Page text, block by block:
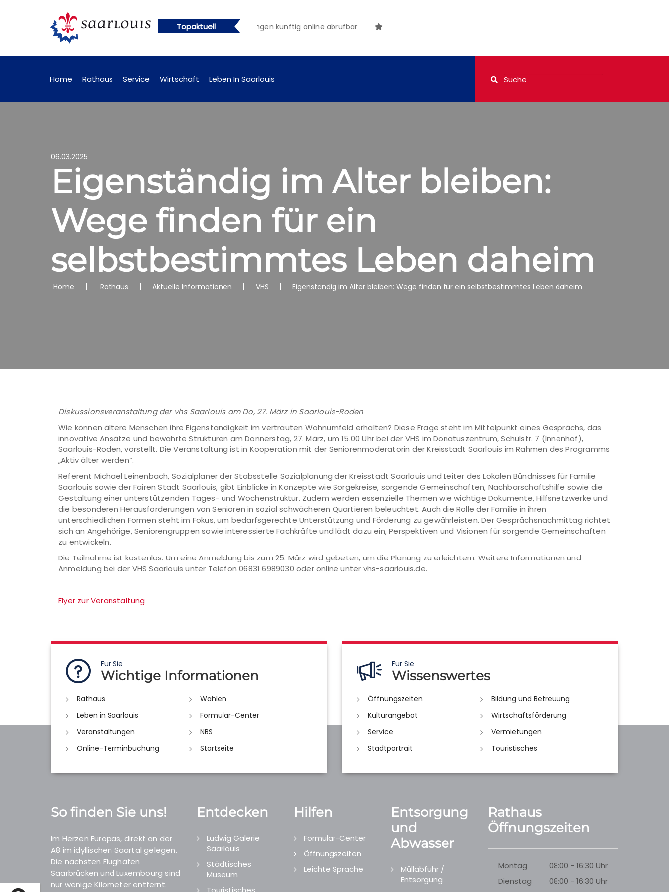
Topaktuell
künftig online abrufbar Öffentliche Bekanntmachungen künftig online abrufbar
Home Rathaus Service Wirtschaft Leben In Saarlouis
06.03.2025
Eigenständig im Alter bleiben:
Wege finden für ein
selbstbestimmtes Leben daheim
Home Rathaus Aktuelle Informationen VHS Eigenständig im Alter bleiben: Wege finden für ein selbstbestimmtes Leben daheim
Diskussionsveranstaltung der vhs Saarlouis am Do, 27. März in Saarlouis-Roden
Wie können ältere Menschen ihre Eigenständigkeit im vertrauten Wohnumfeld erhalten? Diese Frage steht im Mittelpunkt eines Gesprächs, das
innovative Ansätze und bewährte Strukturen am Donnerstag, 27. März, um 15.00 Uhr bei der VHS im Donatuszentrum, Schulstr. 7 (Innenhof),
Saarlouis-Roden, vorstellt. Die Veranstaltung ist in Kooperation mit der Seniorenmoderatorin der Kreisstadt Saarlouis im Rahmen des Programms
„Aktiv älter werden“.
Referent Michael Leinenbach, Sozialplaner der Stabsstelle Sozialplanung der Kreisstadt Saarlouis und Leiter des Lokalen Bündnisses für Familie
Saarlouis sowie der Fairen Stadt Saarlouis, gibt Einblicke in Konzepte wie Sorgekreise, sorgende Gemeinschaften, Nachbarschaftshilfe sowie die
Gestaltung einer unterstützenden Tages- und Wochenstruktur. Zudem werden essenzielle Themen wie wichtige Dokumente, Hilfsnetzwerke und
die besonderen Herausforderungen von Senioren in sozial schwächeren Quartieren beleuchtet. Auch die Rolle der Familie in ihren
unterschiedlichen Formen steht im Fokus, um bedarfsgerechte Unterstützung und Förderung zu gewährleisten. Der Gesprächsnachmittag richtet
sich an Angehörige, Seniorengruppen sowie interessierte Fachkräfte und lädt dazu ein, Perspektiven und Visionen für sorgende Gemeinschaften
zu entwickeln.
Die Teilnahme ist kostenlos. Um eine Anmeldung bis zum 25. März wird gebeten, um die Planung zu erleichtern. Weitere Informationen und
Anmeldung bei der VHS Saarlouis unter Telefon 06831 6989030 oder online unter vhs-saarlouis.de.
Flyer zur Veranstaltung
Für Sie
Wichtige Informationen
Rathaus
Wahlen
Leben in Saarlouis
Formular-Center
Veranstaltungen
NBS
Online-Terminbuchung
Startseite
Für Sie
Wissenswertes
Öffnungszeiten
Bildung und Betreuung
Kulturangebot
Wirtschaftsförderung
Service
Vermietungen
Stadtportrait
Touristisches
So finden Sie uns!
Im Herzen Europas, direkt an der
A8 im idyllischen Saartal gelegen.
Die nächsten Flughäfen
Saarbrücken und Luxembourg sind
nur wenige Kilometer entfernt.
Entdecken
Ludwig Galerie
Saarlouis
Städtisches
Museum
Touristisches
Hilfen
Formular-Center
Öffnungszeiten
Leichte Sprache
Entsorgung
und
Abwasser
Müllabfuhr /
Entsorgung
Rathaus
Öffnungszeiten
Montag
08:00 - 16:30 Uhr
Dienstag
08:00 - 16:30 Uhr